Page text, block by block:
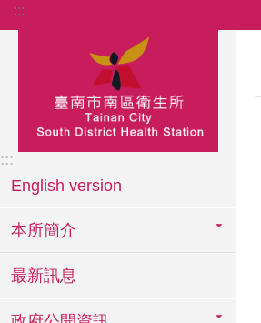
跳到主要內容區塊
:::
:::
English version
本所簡介
最新訊息